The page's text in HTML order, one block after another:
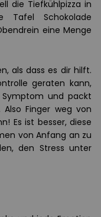
die Tiefkühlpizza in
Tafel Schokolade
eine Menge
als dass es dir hilft.
geraten kann,
und packt
Finger weg von
Es ist besser, diese
von Anfang an zu
den Stress unter